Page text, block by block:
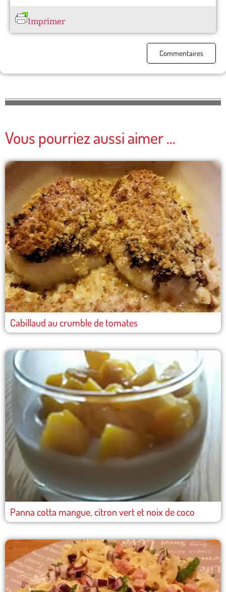
Imprimer
Commentaires
Vous pourriez aussi aimer ...
Cabillaud au crumble de tomates
Panna cotta mangue, citron vert et noix de coco